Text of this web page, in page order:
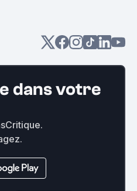
dans votre